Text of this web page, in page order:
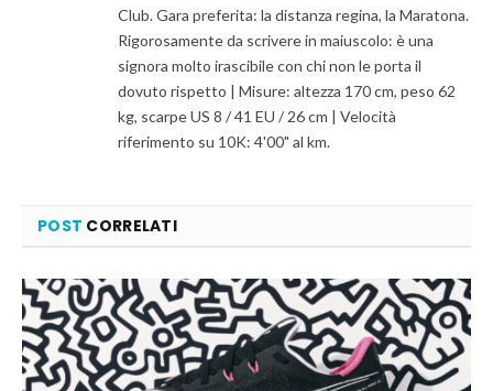
Club. Gara preferita: la distanza regina, la Maratona.
Rigorosamente da scrivere in maiuscolo: è una
signora molto irascibile con chi non le porta il
dovuto rispetto | Misure: altezza 170 cm, peso 62
kg, scarpe US 8 / 41 EU / 26 cm | Velocità
riferimento su 10K: 4'00" al km.
POST CORRELATI